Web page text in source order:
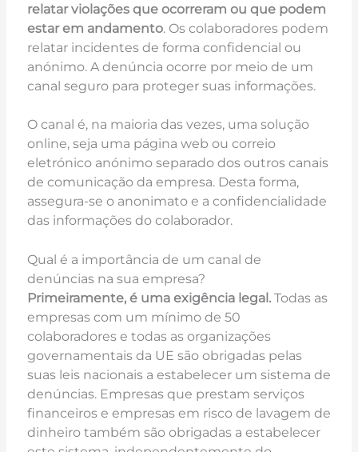
relatar violações que ocorreram ou que podem
estar em andamento. Os colaboradores podem
relatar incidentes de forma confidencial ou
anónimo. A denúncia ocorre por meio de um
canal seguro para proteger suas informações.
O canal é, na maioria das vezes, uma solução
online, seja uma página web ou correio
eletrónico anónimo separado dos outros canais
de comunicação da empresa. Desta forma,
assegura-se o anonimato e a confidencialidade
das informações do colaborador.
Qual é a importância de um canal de
denúncias na sua empresa?
Primeiramente, é uma exigência legal.Todas as
empresas com um mínimo de 50
colaboradores e todas as organizações
governamentais da UE são obrigadas pelas
suas leis nacionais a estabelecer um sistema de
denúncias. Empresas que prestam serviços
financeiros e empresas em risco de lavagem de
dinheiro também são obrigadas a estabelecer